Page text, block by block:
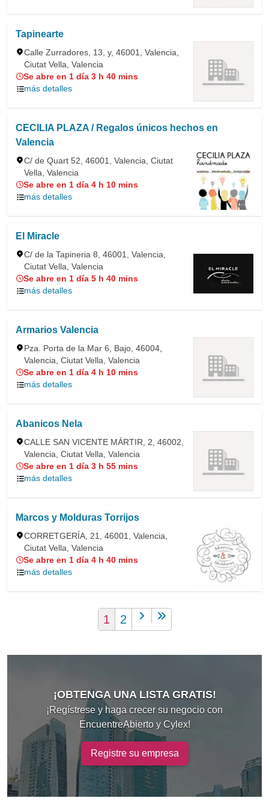
Tapinearte
Calle Zurradores, 13, y, 46001, Valencia,
Ciutat Vella, Valencia
Se abre en 1 día 3 h 40 mins
más detalles
CECILIA PLAZA / Regalos únicos hechos en
Valencia
C/ de Quart 52, 46001, Valencia, Ciutat
Vella, Valencia
Se abre en 1 día 4 h 10 mins
más detalles
El Miracle
C/ de la Tapineria 8, 46001, Valencia,
Ciutat Vella, Valencia
Se abre en 1 día 5 h 40 mins
más detalles
Armarios Valencia
Pza. Porta de la Mar 6, Bajo, 46004,
Valencia, Ciutat Vella, Valencia
Se abre en 1 día 4 h 10 mins
más detalles
Abanicos Nela
CALLE SAN VICENTE MÁRTIR, 2, 46002,
Valencia, Ciutat Vella, Valencia
Se abre en 1 día 3 h 55 mins
más detalles
Marcos y Molduras Torrijos
CORRETGERÍA, 21, 46001, Valencia,
Ciutat Vella, Valencia
Se abre en 1 día 4 h 40 mins
más detalles
1 2
¡OBTENGA UNA LISTA GRATIS!
¡Regístrese y haga crecer su negocio con
EncuentreAbierto y Cylex!
Registre su empresa